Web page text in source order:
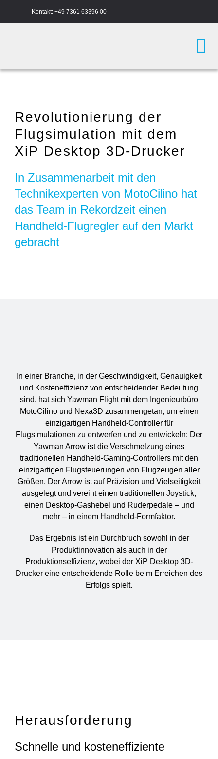
Kontakt: +49 7361 63396 00
Druckmaterial
Praxisberichte
Academy
Unternehmen
MUSTERBAUTEIL ANFORDERN
Revolutionierung der
Flugsimulation mit dem
XiP Desktop 3D-Drucker
In Zusammenarbeit mit den
Technikexperten von MotoCilino hat
das Team in Rekordzeit einen
Handheld-Flugregler auf den Markt
gebracht
In einer Branche, in der Geschwindigkeit, Genauigkeit
und Kosteneffizienz von entscheidender Bedeutung
sind, hat sich Yawman Flight mit dem Ingenieurbüro
MotoCilino und Nexa3D zusammengetan, um einen
einzigartigen Handheld-Controller für
Flugsimulationen zu entwerfen und zu entwickeln: Der
Yawman Arrow ist die Verschmelzung eines
traditionellen Handheld-Gaming-Controllers mit den
einzigartigen Flugsteuerungen von Flugzeugen aller
Größen. Der Arrow ist auf Präzision und Vielseitigkeit
ausgelegt und vereint einen traditionellen Joystick,
einen Desktop-Gashebel und Ruderpedale – und
mehr – in einem Handheld-Formfaktor.
Das Ergebnis ist ein Durchbruch sowohl in der
Produktinnovation als auch in der
Produktionseffizienz, wobei der XiP Desktop 3D-
Drucker eine entscheidende Rolle beim Erreichen des
Erfolgs spielt.
Herausforderung
Schnelle und kosteneffiziente